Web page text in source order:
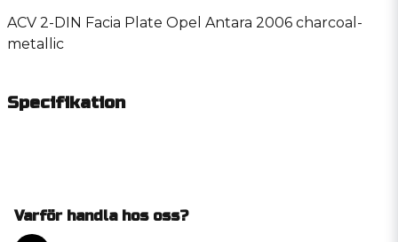
ACV 2-DIN Facia Plate Opel Antara 2006 charcoal-
metallic
Specifikation
Varför handla hos oss?